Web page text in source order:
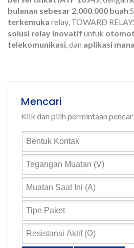
bulanan sebesar 2.000.000 buah
terkemuka relay, TOWARD
solusi relay inovatif untuk
telekomunikasi, dan aplikasi
Mencari
Klik dan pilih permintaan